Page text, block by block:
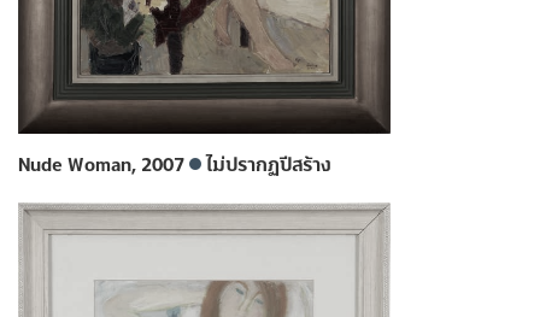
Nude Woman, 2007 ไม่ปรากฏปีสร้าง